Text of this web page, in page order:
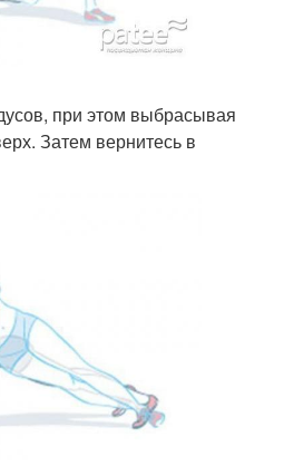
при этом выбрасывая
Затем вернитесь в